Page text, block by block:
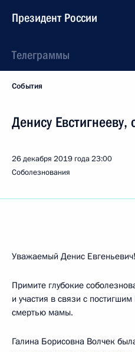
Президент России
Телеграммы
События
Денису
26 декабря 2019 года23:00
Соболезнования
Уважаемый Денис Евгеньевич!
Примите глубокие
и участия в связи с
смертью мамы.
Галина Борисовна Волчек